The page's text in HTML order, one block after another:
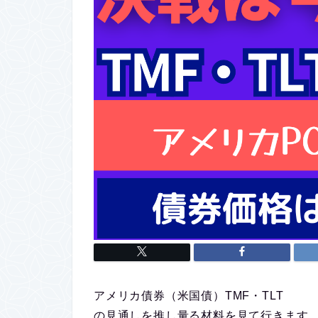
アメリカ債券（米国債）TMF・TLT
の見通しを推し量る材料を見て行きます